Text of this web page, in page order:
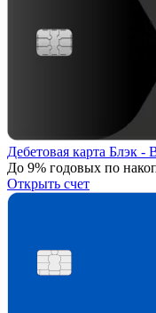
Дебетовая карта Блэк -
До 9% годовых по
Открыть счет